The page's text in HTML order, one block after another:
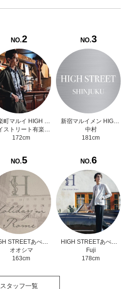
NO.2
172cm
NO.3
中村
181cm
NO.5
HIGH STREETあべのハルカス近鉄本店
オオシマ
163cm
NO.6
HIGH STREETあべのハルカス近鉄本店
Fuji
178cm
スタッフ一覧